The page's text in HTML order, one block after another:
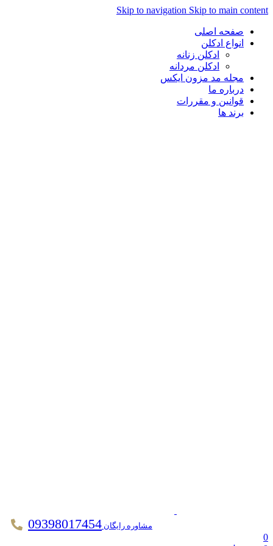
Skip to navigation Skip to main
صفحه اصلی
انواع ادکلن
ادکلن زنانه
ادکلن مردانه
مجله مد مزون ایکس
درباره ما
قوانین و مقررات
برند ها
مشاوره رایگان 09398017454